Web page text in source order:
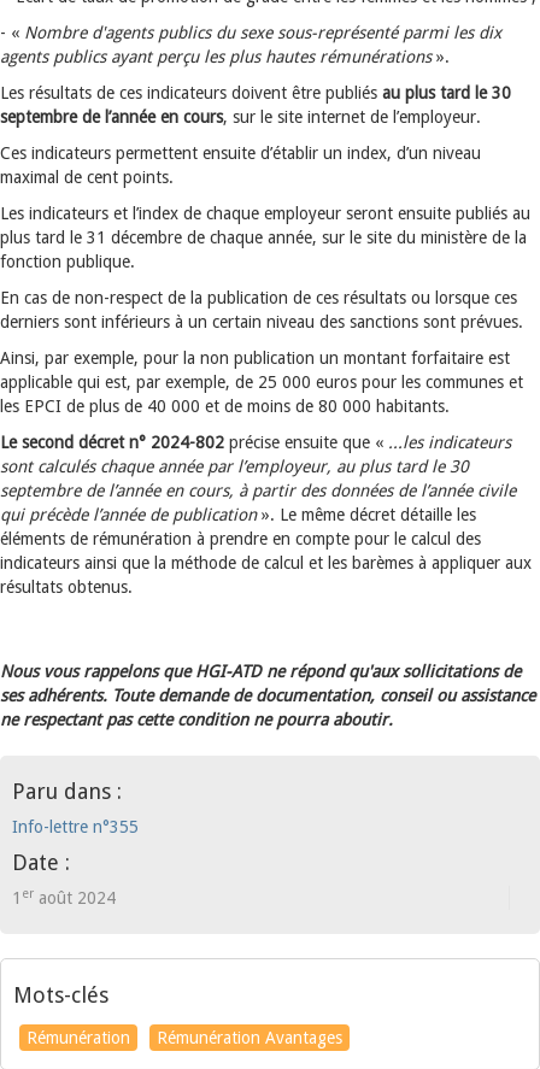
- « Nombre d'agents publics du sexe sous-représenté parmi les dix
agents publics ayant perçu les plus hautes rémunérations».
Les résultats de ces indicateurs doivent être publiés au plus tard le 30
septembre de l’année en cours, sur le site internet de l’employeur.
Ces indicateurs permettent ensuite d’établir un index, d’un niveau
maximal de cent points.
Les indicateurs et l’index de chaque employeur seront ensuite publiés au
plus tard le 31 décembre de chaque année, sur le site du ministère de la
fonction publique.
En cas de non-respect de la publication de ces résultats ou lorsque ces
derniers sont inférieurs à un certain niveau des sanctions sont prévues.
Ainsi, par exemple, pour la non publication un montant forfaitaire est
applicable qui est, par exemple, de 25 000 euros pour les communes et
les EPCI de plus de 40 000 et de moins de 80 000 habitants.
Le second décret n° 2024-802 précise ensuite que « ...les indicateurs
sont calculés chaque année par l’employeur, au plus tard le 30
septembre de l’année en cours, à partir des données de l’année civile
qui précède l’année de publication». Le même décret détaille les
éléments de rémunération à prendre en compte pour le calcul des
indicateurs ainsi que la méthode de calcul et les barèmes à appliquer aux
résultats obtenus.
Nous vous rappelons que HGI-ATD ne répond qu'aux sollicitations de
ses adhérents. Toute demande de documentation, conseil ou assistance
ne respectant pas cette condition ne pourra aboutir.
Paru dans :
Info-lettre n°355
Date :
1 er août 2024
Mots-clés
Rémunération Rémunération Avantages